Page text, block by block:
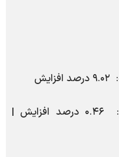
تغییرات قیمتی یک هفته اخیر: ۰.۴۶ درصد افزایش |